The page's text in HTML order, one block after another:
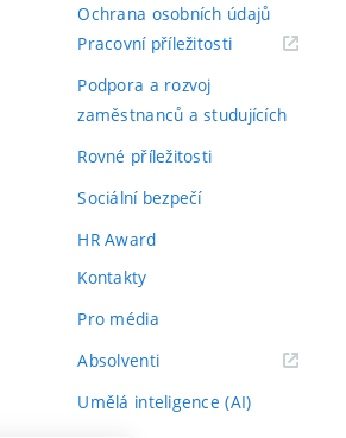
Ochrana osobních údajů
Pracovní příležitosti(externí
Podpora a rozvoj
zaměstnanců a studujících
Rovné příležitosti
Sociální bezpečí
HR Award
Kontakty
Pro média
Absolventi(externí
Umělá inteligence (AI)